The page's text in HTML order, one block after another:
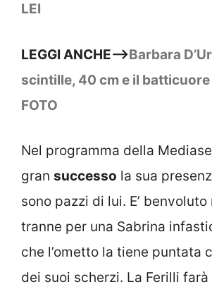
LEI
LEGGI ANCHE–>Barbara
scintille, 40 cm e il batticuore
FOTO
Nel programma della
gran successo la sua
sono pazzi di lui. E’
tranne per una Sabrina
che l’ometto la tiene puntata
dei suoi scherzi. La Ferilli